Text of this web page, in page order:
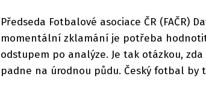
Předseda Fotbalové asociace ČR (FAČR)
momentální zklamání je potřeba
odstupem po analýze. Je tak otázkou,
padne na úrodnou půdu. Český fotbal by